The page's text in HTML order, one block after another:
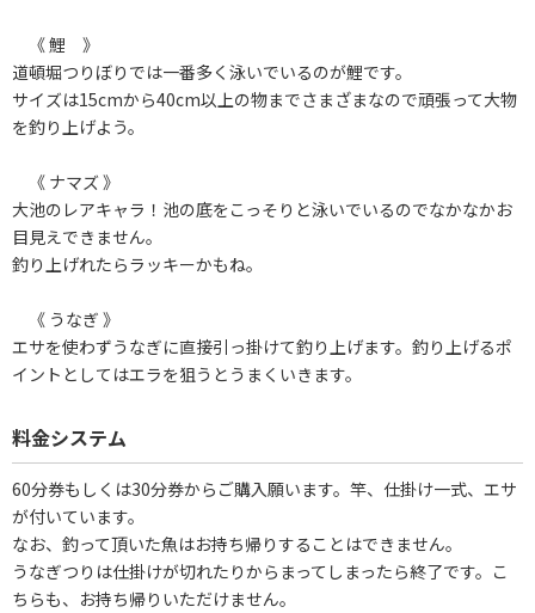
《 鯉 》
道頓堀つりぼりでは一番多く泳いでいるのが鯉です。
サイズは15cmから40cm以上の物までさまざまなので頑張って大物
を釣り上げよう。
《 ナマズ 》
大池のレアキャラ！池の底をこっそりと泳いでいるのでなかなかお
目見えできません。
釣り上げれたらラッキーかもね。
《 うなぎ 》
エサを使わずうなぎに直接引っ掛けて釣り上げます。釣り上げるポ
イントとしてはエラを狙うとうまくいきます。
料金システム
60分券もしくは30分券からご購入願います。竿、仕掛け一式、エサ
が付いています。
なお、釣って頂いた魚はお持ち帰りすることはできません。
うなぎつりは仕掛けが切れたりからまってしまったら終了です。こ
ちらも、お持ち帰りいただけません。